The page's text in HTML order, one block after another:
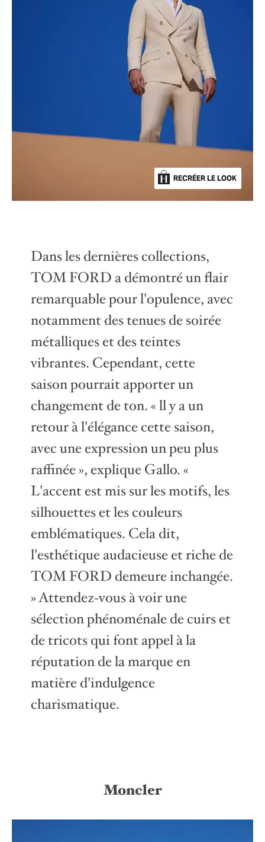
RECRÉER LE LOOK
Dans les dernières collections,
TOM FORD a démontré un flair
remarquable pour l'opulence, avec
notamment des tenues de soirée
métalliques et des teintes
vibrantes. Cependant, cette
saison pourrait apporter un
changement de ton. « ll y a un
retour à l'élégance cette saison,
avec une expression un peu plus
raffinée », explique Gallo. «
L'accent est mis sur les motifs, les
silhouettes et les couleurs
emblématiques. Cela dit,
l'esthétique audacieuse et riche de
TOM FORD demeure inchangée.
» Attendez-vous à voir une
sélection phénoménale de cuirs et
de tricots qui font appel à la
réputation de la marque en
matière d'indulgence
charismatique.
Moncler